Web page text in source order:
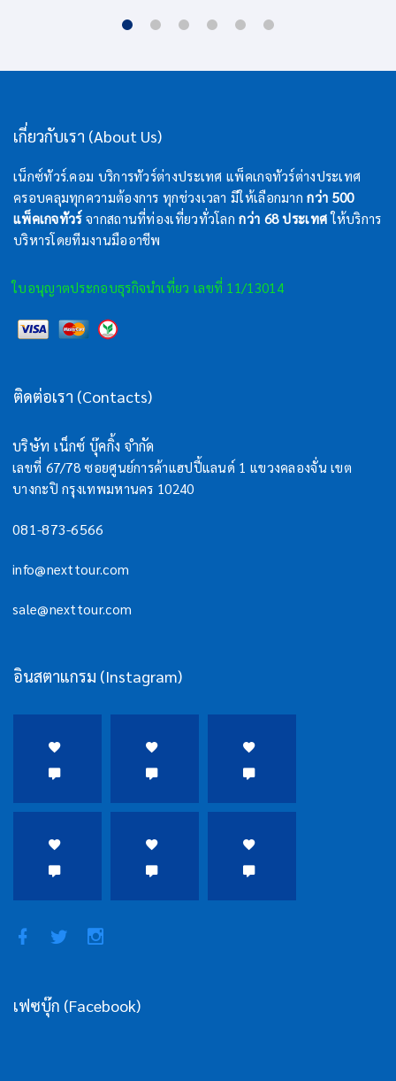
เกี่ยวกับเรา (About Us)
เน็กซ์ทัวร์.คอม บริการทัวร์ต่างประเทศ แพ็คเกจทัวร์ต่างประเทศ
ครอบคลุมทุกความต้องการ ทุกช่วงเวลา มีให้เลือกมากกว่า 500
แพ็คเกจทัวร์จากสถานที่ท่องเที่ยวทั่วโลกกว่า 68 ประเทศให้บริการ
บริหารโดยทีมงานมืออาชีพ
ใบอนุญาตประกอบธุรกิจนำเที่ยว เลขที่ 11/13014
ติดต่อเรา (Contacts)
บริษัท เน็กซ์ บุ๊คกิ้ง จำกัด
เลขที่ 67/78 ซอยศูนย์การค้าแฮปปี้แลนด์ 1 แขวงคลองจั่น เขต
บางกะปิ กรุงเทพมหานคร 10240
081-873-6566
info@nexttour.com
sale@nexttour.com
อินสตาแกรม (Instagram)
เฟซบุ๊ก (Facebook)